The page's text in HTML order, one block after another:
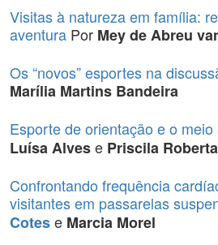
Visitas à natureza em família:
aventura Por Mey de Abreu
Os “novos” esportes na
Marília Martins Bandeira
Esporte de orientação e o
Luísa Alvese Priscila
Confrontando frequência
visitantes em passarelas
Cotese Marcia Morel